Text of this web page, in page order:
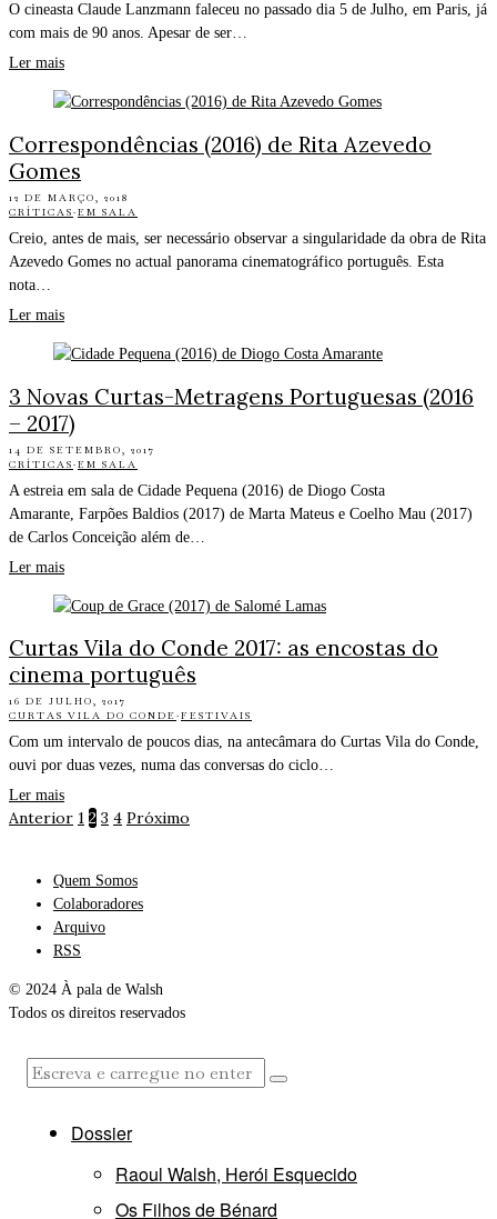
O cineasta Claude Lanzmann faleceu no passado dia 5 de Julho, em Paris, já
com mais de 90 anos. Apesar de ser…
Ler mais
Correspondências (2016) de Rita Azevedo
Gomes
12 DE MARÇO, 2018
CRÍTICAS·EM SALA
Creio, antes de mais, ser necessário observar a singularidade da obra de Rita
Azevedo Gomes no actual panorama cinematográfico português. Esta
nota…
Ler mais
3 Novas Curtas-Metragens Portuguesas (2016
– 2017)
14 DE SETEMBRO, 2017
CRÍTICAS·EM SALA
A estreia em sala de Cidade Pequena (2016) de Diogo Costa
Amarante, Farpões Baldios (2017) de Marta Mateus e Coelho Mau (2017)
de Carlos Conceição além de…
Ler mais
Curtas Vila do Conde 2017: as encostas do
cinema português
16 DE JULHO, 2017
CURTAS VILA DO CONDE·FESTIVAIS
Com um intervalo de poucos dias, na antecâmara do Curtas Vila do Conde,
ouvi por duas vezes, numa das conversas do ciclo…
Ler mais
Anterior 1 2 3 4 Próximo
Quem Somos
Colaboradores
Arquivo
RSS
© 2024 À pala de Walsh
Todos os direitos reservados
Dossier
Raoul Walsh, Herói Esquecido
Os Filhos de Bénard